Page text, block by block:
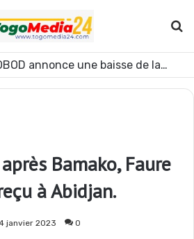
Ghana : le COCOBOD annonce une baisse de la production de cacao pour la campagne 2026-2027
Bamako, Faure
à Abidjan.
janvier 2023 0